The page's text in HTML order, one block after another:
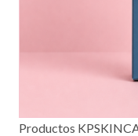
Productos